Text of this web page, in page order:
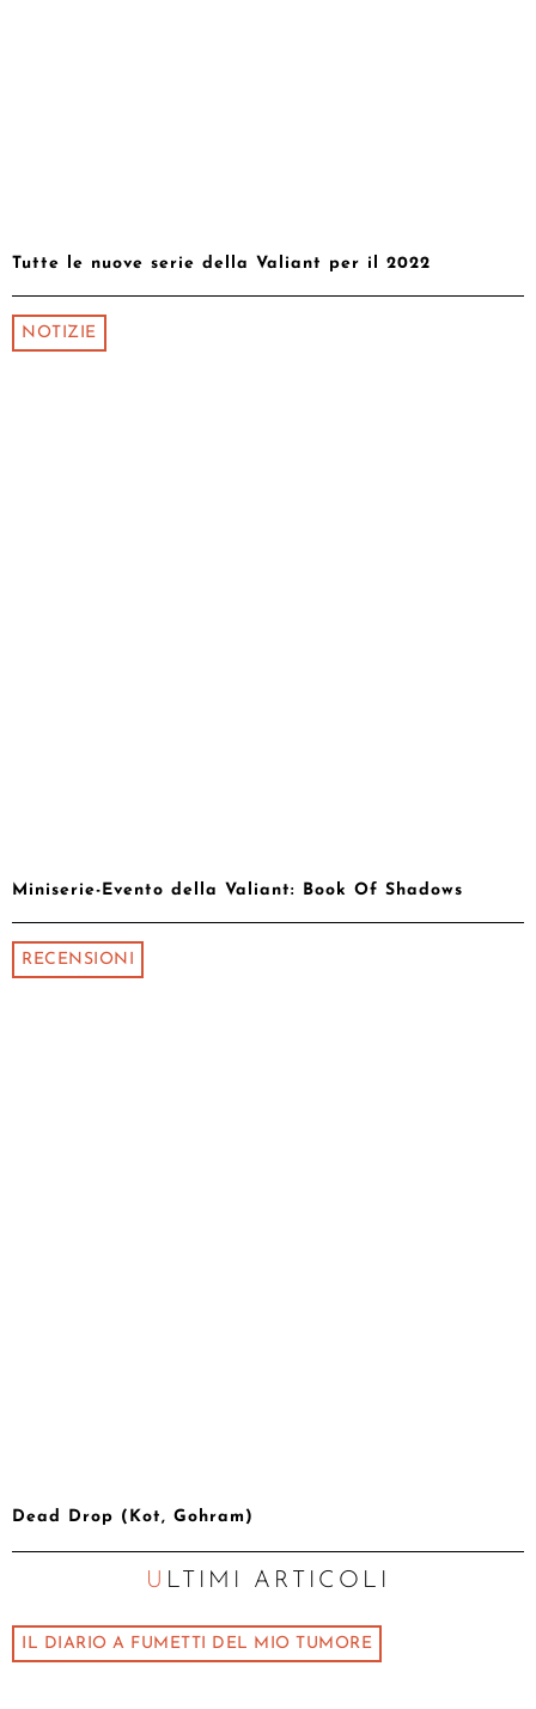
Tutte le nuove serie della Valiant per il 2022
NOTIZIE
Miniserie-Evento della Valiant: Book Of Shadows
RECENSIONI
Dead Drop (Kot, Gohram)
ULTIMI ARTICOLI
IL DIARIO A FUMETTI DEL MIO TUMORE